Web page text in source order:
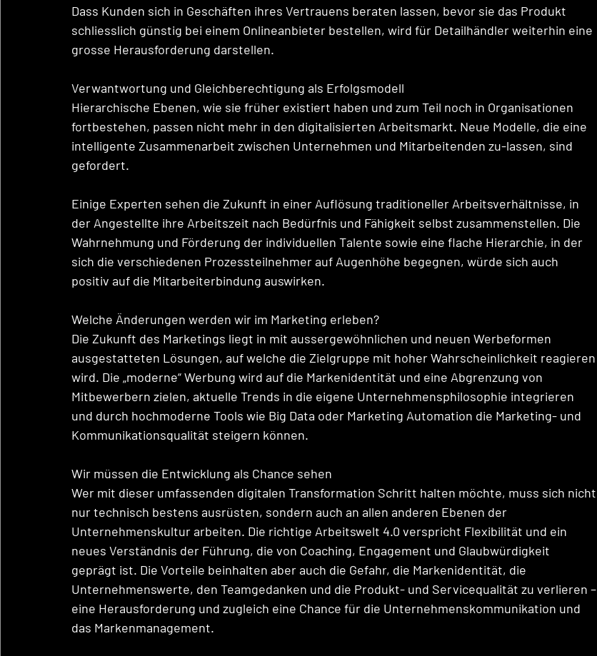
Dass Kunden sich in Geschäften ihres Vertrauens beraten lassen, bevor sie das Produkt
schliesslich günstig bei einem Onlineanbieter bestellen, wird für Detailhändler weiterhin eine
grosse Herausforderung darstellen.
Verwantwortung und Gleichberechtigung als Erfolgsmodell
Hierarchische Ebenen, wie sie früher existiert haben und zum Teil noch in Organisationen
fortbestehen, passen nicht mehr in den digitalisierten Arbeitsmarkt. Neue Modelle, die eine
intelligente Zusammenarbeit zwischen Unternehmen und Mitarbeitenden zu-lassen, sind
gefordert.
Einige Experten sehen die Zukunft in einer Auflösung traditioneller Arbeitsverhältnisse, in
der Angestellte ihre Arbeitszeit nach Bedürfnis und Fähigkeit selbst zusammenstellen. Die
Wahrnehmung und Förderung der individuellen Talente sowie eine flache Hierarchie, in der
sich die verschiedenen Prozessteilnehmer auf Augenhöhe begegnen, würde sich auch
positiv auf die Mitarbeiterbindung auswirken.
Welche Änderungen werden wir im Marketing erleben?
Die Zukunft des Marketings liegt in mit aussergewöhnlichen und neuen Werbeformen
ausgestatteten Lösungen, auf welche die Zielgruppe mit hoher Wahrscheinlichkeit reagieren
wird. Die „moderne“ Werbung wird auf die Markenidentität und eine Abgrenzung von
Mitbewerbern zielen, aktuelle Trends in die eigene Unternehmensphilosophie integrieren
und durch hochmoderne Tools wie Big Data oder Marketing Automation die Marketing- und
Kommunikationsqualität steigern können.
Wir müssen die Entwicklung als Chance sehen
Wer mit dieser umfassenden digitalen Transformation Schritt halten möchte, muss sich nicht
nur technisch bestens ausrüsten, sondern auch an allen anderen Ebenen der
Unternehmenskultur arbeiten. Die richtige Arbeitswelt 4.0 verspricht Flexibilität und ein
neues Verständnis der Führung, die von Coaching, Engagement und Glaubwürdigkeit
geprägt ist. Die Vorteile beinhalten aber auch die Gefahr, die Markenidentität, die
Unternehmenswerte, den Teamgedanken und die Produkt- und Servicequalität zu verlieren –
eine Herausforderung und zugleich eine Chance für die Unternehmenskommunikation und
das Markenmanagement.